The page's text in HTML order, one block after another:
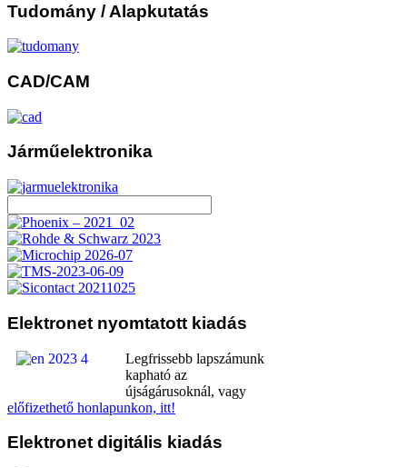
Tudomány / Alapkutatás
CAD/CAM
Járműelektronika
Elektronet nyomtatott kiadás
Legfrissebb lapszámunk
kapható az
újságárusoknál, vagy
előfizethető honlapunkon, itt!
Elektronet digitális kiadás